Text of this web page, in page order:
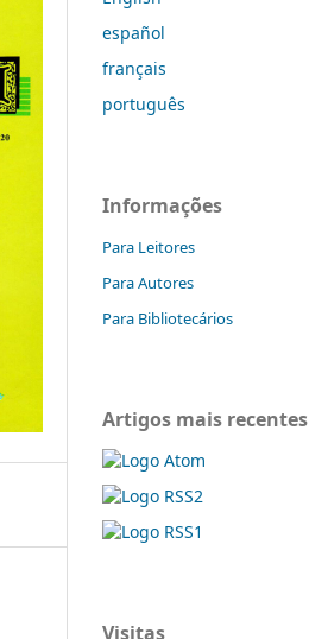
español
français
português
Informações
Para Leitores
Para Autores
Para Bibliotecários
Artigos mais recentes
Visitas